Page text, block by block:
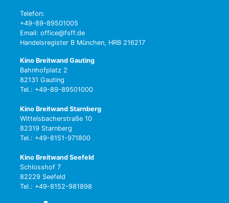
Telefon:
+49-89-89501005
Email: office@fsff.de
Handelsregister B München, HRB 216217
Kino Breitwand Gauting
Bahnhofplatz 2
82131 Gauting
Tel.: +49-89-89501000
Kino Breitwand Starnberg
Wittelsbacherstraße 10
82319 Starnberg
Tel.: +49-8151-971800
Kino Breitwand Seefeld
Schlosshof 7
82229 Seefeld
Tel.: +49-8152-981898